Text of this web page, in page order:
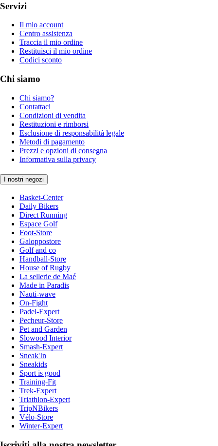
Servizi
Il mio account
Centro assistenza
Traccia il mio ordine
Restituisci il mio ordine
Codici sconto
Chi siamo
Chi siamo?
Contattaci
Condizioni di vendita
Restituzioni e rimborsi
Esclusione di responsabilità legale
Metodi di pagamento
Prezzi e opzioni di consegna
Informativa sulla privacy
I nostri negozi
Basket-Center
Daily Bikers
Direct Running
Espace Golf
Foot-Store
Galoppostore
Golf and co
Handball-Store
House of Rugby
La sellerie de Maé
Made in Paradis
Nauti-wave
On-Fight
Padel-Expert
Pecheur-Store
Pet and Garden
Slowood Interior
Smash-Expert
Sneak'In
Sneakids
Sport is good
Training-Fit
Trek-Expert
Triathlon-Expert
TripNBikers
Vélo-Store
Winter-Expert